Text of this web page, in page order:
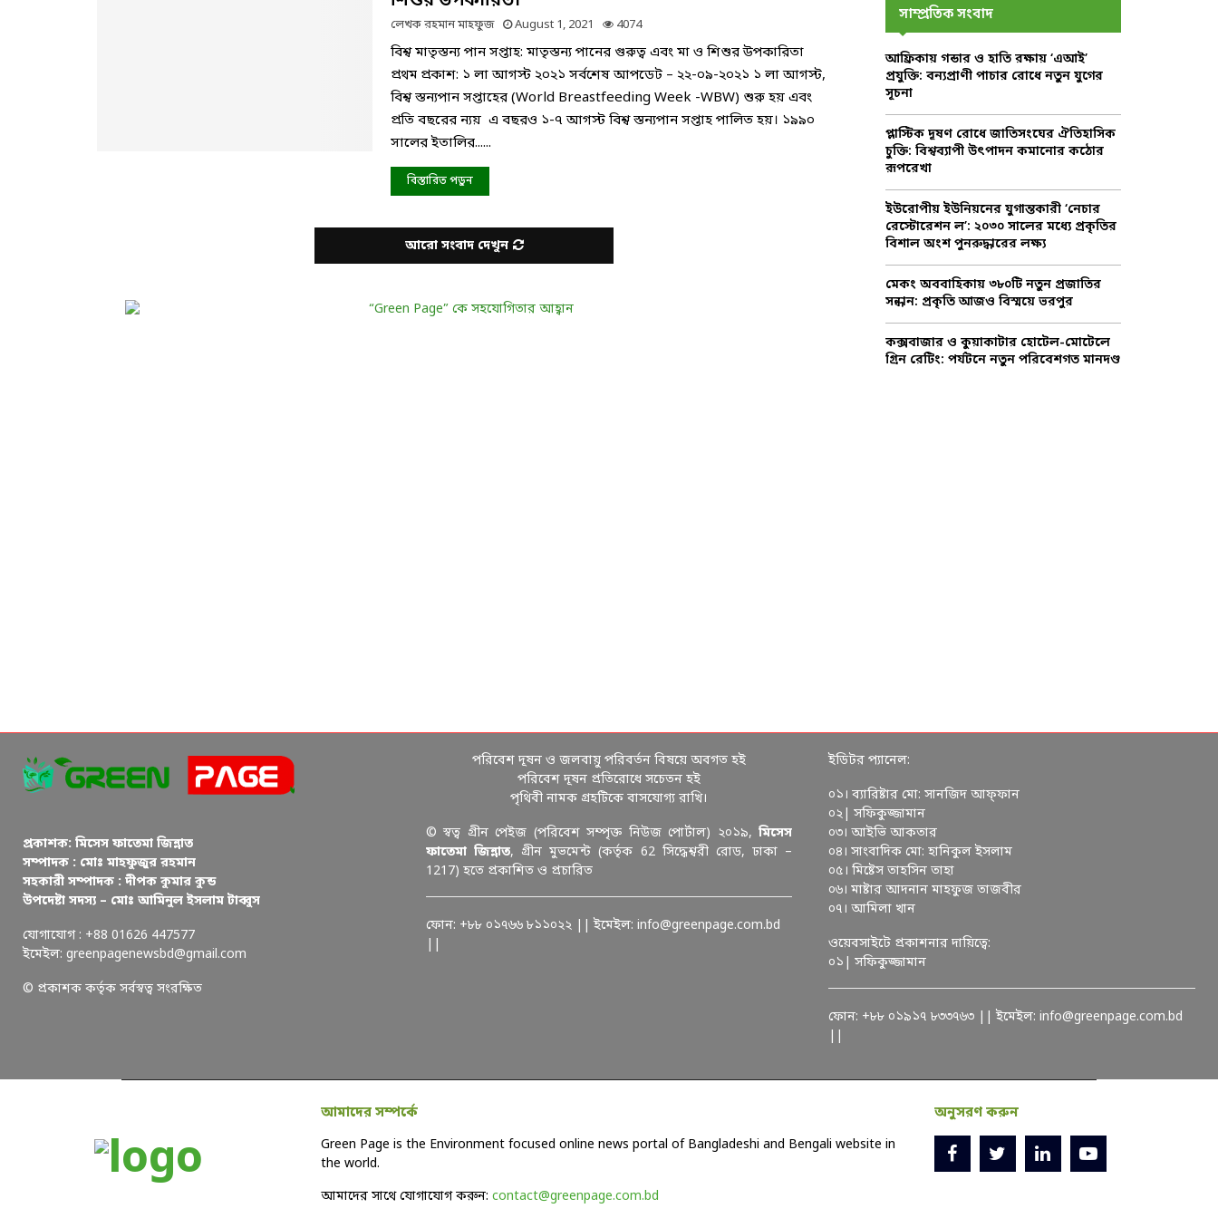
লেখকরহমান মাহফুজ August 1, 2021 4074
বিশ্ব মাতৃস্তন্য পান সপ্তাহ: মাতৃস্তন্য পানের গুরুত্ব এবং মা ও শিশুর উপকারিতা
প্রথম প্রকাশ: ১ লা আগস্ট ২০২১ সর্বশেষ আপডেট – ২২-০৯-২০২১ ১ লা আগস্ট,
বিশ্ব স্তন্যপান সপ্তাহের (World Breastfeeding Week -WBW) শুরু হয় এবং
প্রতি বছরের ন্যয় এ বছরও ১-৭ আগস্ট বিশ্ব স্তন্যপান সপ্তাহ পালিত হয়। ১৯৯০
সালের ইতালির......
বিস্তারিত পড়ুন
আরো সংবাদ দেখুন
o
r
:
R
C
H
সাম্প্রতিক সংবাদ
আফ্রিকায় গন্ডার ও হাতি রক্ষায় ‘এআই’
প্রযুক্তি: বন্যপ্রাণী পাচার রোধে নতুন যুগের
সূচনা
প্লাস্টিক দূষণ রোধে জাতিসংঘের ঐতিহাসিক
চুক্তি: বিশ্বব্যাপী উৎপাদন কমানোর কঠোর
রূপরেখা
ইউরোপীয় ইউনিয়নের যুগান্তকারী ‘নেচার
রেস্টোরেশন ল’: ২০৩০ সালের মধ্যে প্রকৃতির
বিশাল অংশ পুনরুদ্ধারের লক্ষ্য
মেকং অববাহিকায় ৩৮০টি নতুন প্রজাতির
সন্ধান: প্রকৃতি আজও বিস্ময়ে ভরপুর
কক্সবাজার ও কুয়াকাটার হোটেল-মোটেলে
গ্রিন রেটিং: পর্যটনে নতুন পরিবেশগত মানদণ্ড
প্রকাশক: মিসেস ফাতেমা জিন্নাত
সম্পাদক : মোঃ মাহফুজুর রহমান
সহকারী সম্পাদক : দীপক কুমার কুন্ড
উপদেষ্টা সদস্য – মোঃ আমিনুল ইসলাম টাব্বুস
যোগাযোগ : +88 01626 447577
ইমেইল: greenpagenewsbd@gmail.com
© প্রকাশক কর্তৃক সর্বস্বত্ব সংরক্ষিত
পরিবেশ দূষন ও জলবায়ু পরিবর্তন বিষয়ে অবগত হই
পরিবেশ দূষন প্রতিরোধে সচেতন হই
পৃথিবী নামক গ্রহটিকে বাসযোগ্য রাখি।
© স্বত্ব গ্রীন পেইজ (পরিবেশ সম্পৃক্ত নিউজ পোর্টাল) ২০১৯,মিসেস
ফাতেমা জিন্নাত, গ্রীন মুভমেন্ট (কর্তৃক 62 সিদ্ধেশ্বরী রোড, ঢাকা –
1217) হতে প্রকাশিত ও প্রচারিত
ফোন: +৮৮ ০১৭৬৬ ৮১১০২২ || ইমেইল: info@greenpage.com.bd
ইডিটর প্যানেল:
০১। ব্যারিষ্টার মো: সানজিদ আফ্ফান
০২| সফিকুজ্জামান
০৩। আইভি আকতার
০৪। সাংবাদিক মো: হানিকুল ইসলাম
০৫। মিষ্টেস তাহসিন তাহা
০৬। মাষ্টার আদনান মাহফুজ তাজবীর
০৭। আমিলা খান
ওয়েবসাইটে প্রকাশনার দায়িত্বে:
০১| সফিকুজ্জামান
ফোন: +৮৮ ০১৯১৭ ৮৩৩৭৬৩ || ইমেইল: info@greenpage.com.bd
আমাদের সম্পর্কে
Green Page is the Environment focused online news portal of Bangladeshi and Bengali website in
the world.
আমাদের সাথে যোগাযোগ করুন: contact@greenpage.com.bd
অনুসরণ করুন